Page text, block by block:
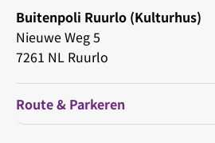
Buitenpoli Ruurlo (Kulturhus)
Nieuwe Weg 5
7261 NL Ruurlo
Route & Parkeren